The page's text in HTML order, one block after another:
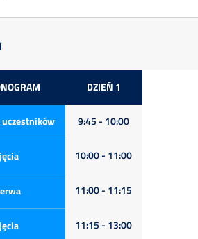
DZIEŃ 1
9:45 - 10:00
10:00 - 11:00
11:00 - 11:15
11:15 - 13:00